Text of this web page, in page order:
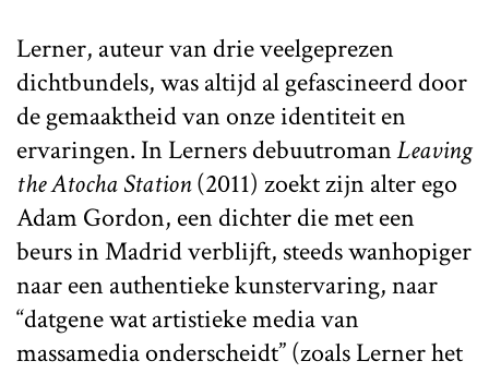
Lerner, auteur van drie veelgeprezen
dichtbundels, was altijd al gefascineerd door
de gemaaktheid van onze identiteit en
ervaringen. In Lerners debuutromanLeaving
the Atocha Station(2011) zoekt zijn alter ego
Adam Gordon, een dichter die met een
beurs in Madrid verblijft, steeds wanhopiger
naar een authentieke kunstervaring, naar
“datgene wat artistieke media van
massamedia onderscheidt” (zoals Lerner het